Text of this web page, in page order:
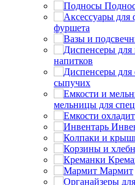
фуршета
напитков
сыпучих
мельницы для
Мармит